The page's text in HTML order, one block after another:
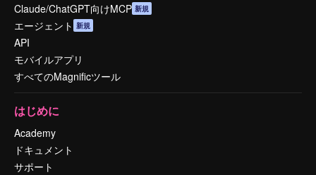
Claude/ChatGPT向けMCP 新規
エージェント 新規
API
モバイルアプリ
すべてのMagnificツール
はじめに
Academy
ドキュメント
サポート